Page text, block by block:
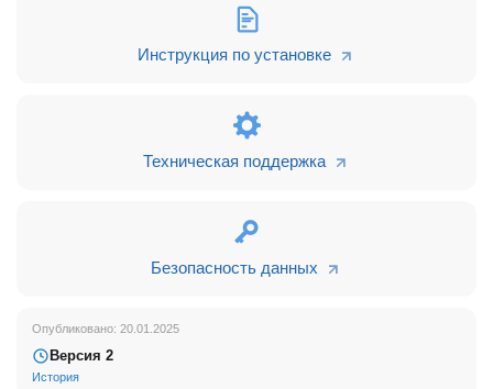
вашей компании, так и ваши клиенты.
Сообщения можно отправлять по расписанию либо в
Особенности использования
приложение использует официальное Bot API Telegram.
Телеграм-бота через @BotFather.
вашего бота.
Инструкция по установке
Техническая поддержка
Безопасность данных
Опубликовано: 20.01.2025
Версия 2
История